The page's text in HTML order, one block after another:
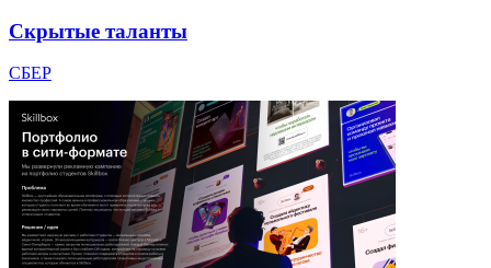
Скрытые таланты
СБЕР